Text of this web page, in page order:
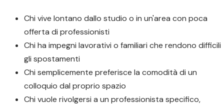
Chi vive lontano dallo studio o in un'area con poca
offerta di professionisti
Chi ha impegni lavorativi o familiari che rendono difficili
gli spostamenti
Chi semplicemente preferisce la comodità di un
colloquio dal proprio spazio
Chi vuole rivolgersi a un professionista specifico,